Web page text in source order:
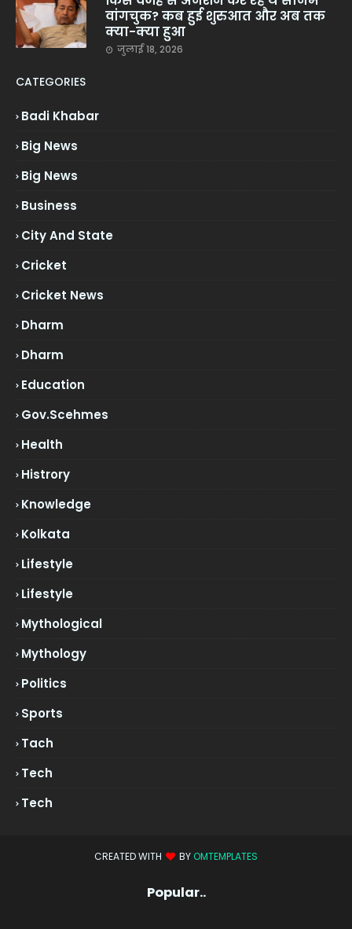
वांगचुक? कब हुई शुरुआत और अब तक
क्या-क्या हुआ
जुलाई 18, 2026
CATEGORIES
Badi Khabar
Big News
Big News
Business
City And State
Cricket
Cricket News
Dharm
Dharm
Education
Gov.scehmes
Health
Histrory
Knowledge
Kolkata
Lifestyle
Lifestyle
Mythological
Mythology
Politics
Sports
Tach
Tech
Tech
CREATED WITH BY OMTEMPLATES
Popular..